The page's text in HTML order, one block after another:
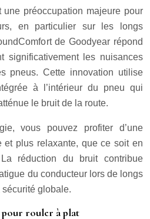
préoccupation majeure pour
en particulier sur les longs
de Goodyear répond
significativement les nuisances
pneus. Cette innovation utilise
à l’intérieur du pneu qui
le bruit de la route.
vous pouvez profiter d’une
et plus relaxante, que ce soit en
réduction du bruit contribue
du conducteur lors de longs
globale.
rouler à plat